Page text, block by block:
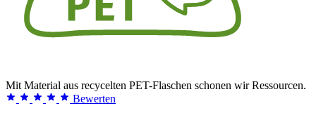
Mit Material aus recycelten PET-Flaschen schonen wir Ressourcen.
Bewerten